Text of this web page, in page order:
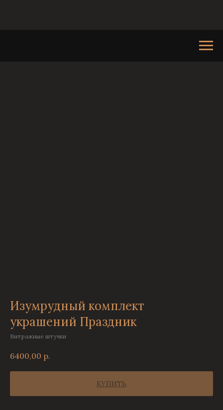
Изумрудный комплект
украшений Праздник
Витражные штучки
6400,00 р.
КУПИТЬ